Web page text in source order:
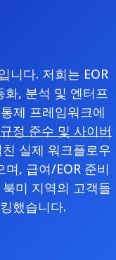
니다. 저희는 EOR
화, 분석 및 엔터프
제 프레임워크에
정 준수 및 사이버
실제 워크플로우
, 급여/EOR 준비
미 지역의 고객들
했습니다.